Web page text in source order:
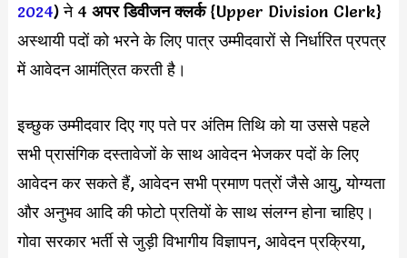
2024) ने 4 अपर डिवीजन क्लर्क{Upper Division Clerk}
अस्थायी पदों को भरने के लिए पात्र उम्मीदवारों से निर्धारित प्रपत्र
में आवेदन आमंत्रित करती है।
इच्छुक उम्मीदवार दिए गए पते पर अंतिम तिथि को या उससे पहले
सभी प्रासंगिक दस्तावेजों के साथ आवेदन भेजकर पदों के लिए
आवेदन कर सकते हैं, आवेदन सभी प्रमाण पत्रों जैसे आयु, योग्यता
और अनुभव आदि की फोटो प्रतियों के साथ संलग्न होना चाहिए।
गोवा सरकार भर्ती से जुड़ी विभागीय विज्ञापन, आवेदन प्रक्रिया,